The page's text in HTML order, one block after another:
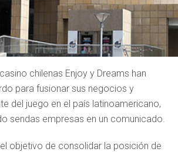
chilenas Enjoy y Dreams han
para fusionar sus negocios y
del juego en el país latinoamericano,
sendas empresas en un comunicado.
objetivo de consolidar la posición de